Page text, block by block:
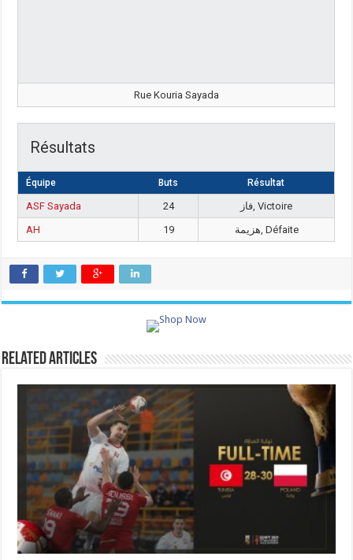
Rue Kouria Sayada
Résultats
Équipe Buts Résultat
ASF Sayada 24
فاز, Victoire
AH
19 هزيمة, Défaite
Related Articles